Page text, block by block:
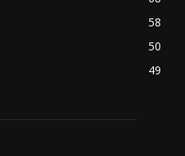
58
50
49